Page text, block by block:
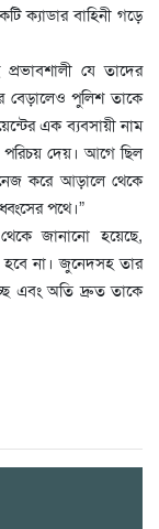
ক্যাডার বাহিনী গড়ে
যে তাদের
বেড়ালেও পুলিশ তাকে
এক ব্যবসায়ী নাম
দেয়। আগে ছিল
করে আড়ালে থেকে
পথে।”
জানানো হয়েছে,
না। জুনেদসহ তার
এবং অতি দ্রুত তাকে